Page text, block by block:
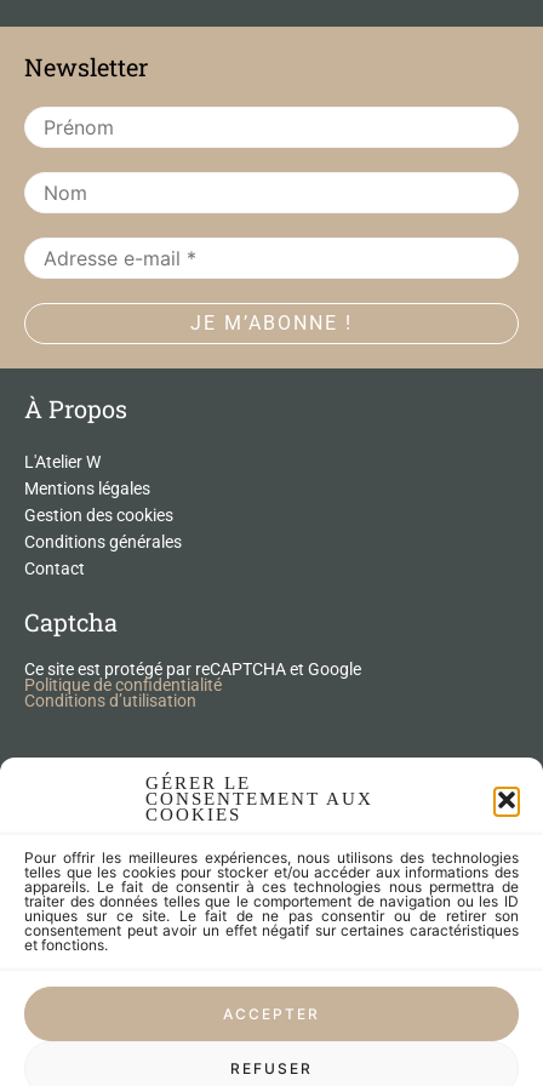
GÉRER LE
CONSENTEMENT AUX
COOKIES
Pour offrir les meilleures expériences, nous utilisons des technologies
telles que les cookies pour stocker et/ou accéder aux informations des
appareils. Le fait de consentir à ces technologies nous permettra de
traiter des données telles que le comportement de navigation ou les ID
uniques sur ce site. Le fait de ne pas consentir ou de retirer son
consentement peut avoir un effet négatif sur certaines caractéristiques
et fonctions.
ACCEPTER
REFUSER
e
o
k
t
r
a
m
À Propos
L'Atelier W
Mentions légales
Gestion des cookies
Conditions générales
Contact
Captcha
Ce site est protégé par reCAPTCHA et Google
Politique de confidentialité
Conditions d’utilisation
Nos Produits Upcycling
Articles zéro déchet
Fleurs séchées
Lampes
Meubles
Objets
Univers de l'enfant
Vaisselle
Newsletter